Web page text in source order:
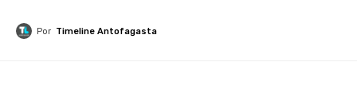
Por Timeline Antofagasta